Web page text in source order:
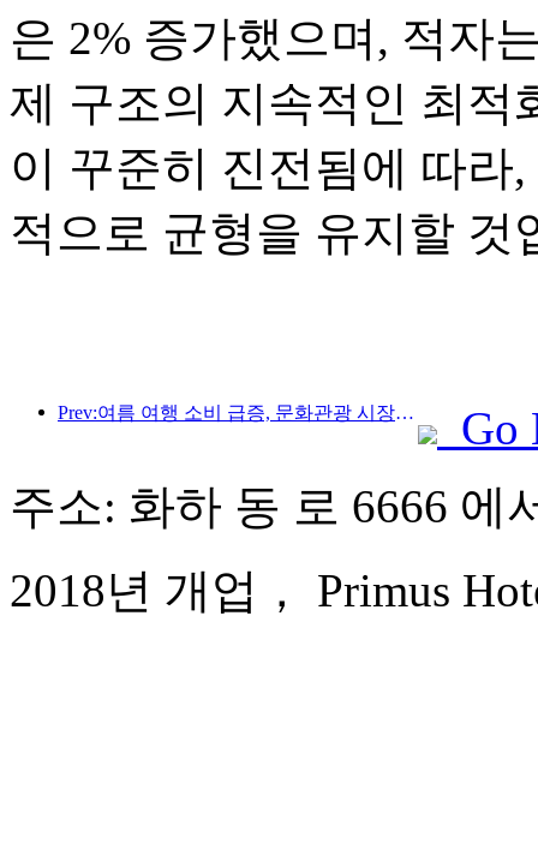
은 2% 증가했으며, 적자
제 구조의 지속적인 최적
이 꾸준히 진전됨에 따라
적으로 균형을 유지할 것
Prev:여름 여행 소비 급증, 문화관광 시장 혁신·업그레이드
Go
주소: 화하 동 로 6666 에
2018년 개업， Primus